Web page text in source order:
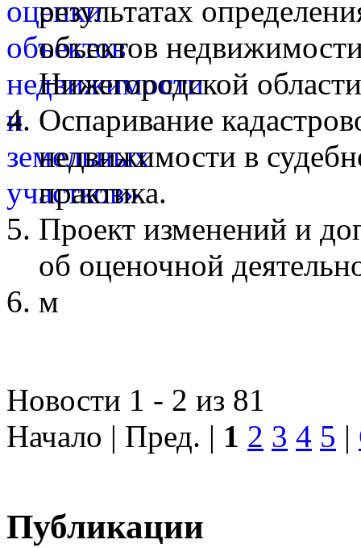
результатах
объектов
Нижегородской
Оспаривание
недвижимости в
практика.
Проект изменений и
об оценочной
м
Новости 1 - 2 из 81
Начало | Пред. | 1 2 3 4 5 |
Публикации